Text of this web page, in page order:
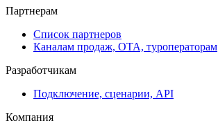
Партнерам
Список партнеров
Каналам продаж, ОТА, туроператорам
Разработчикам
Подключение, сценарии, API
Компания